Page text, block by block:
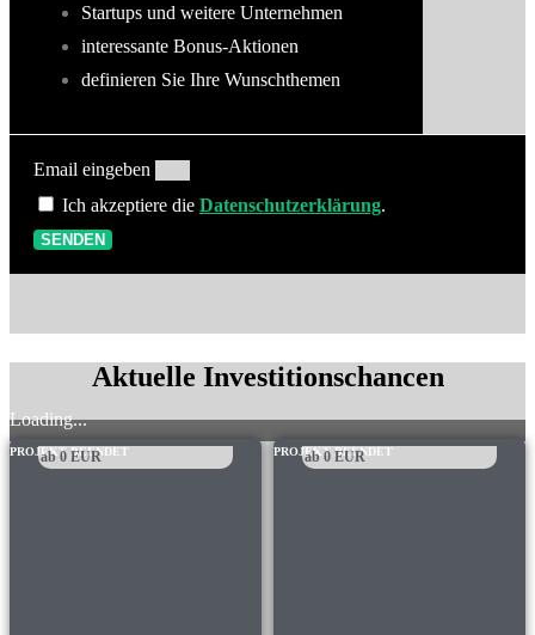
Startups und weitere Unternehmen
interessante Bonus-Aktionen
definieren Sie Ihre Wunschthemen
Email eingeben
Ich akzeptiere die Datenschutzerklärung.
SENDEN
Aktuelle Investitionschancen
Loading...
PROJEKT BEENDET
ab0 EUR PROJEKT BEENDET
ab0 EUR